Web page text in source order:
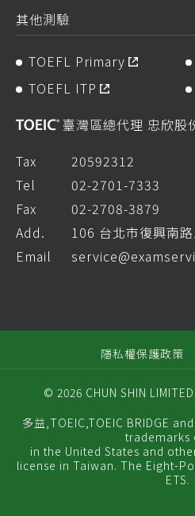
其他測驗
TOEFL Primary
TOEFL ITP
臺灣區總代理 忠欣股
Tax
20592312
Tel
02-2701-7333
Fax
02-2708-3879
Add.
106 台北市復興南
Email
隱私權保護政策
© 2026 CHUN SHIN
多益,TOEIC,TOEIC BRIDGE
trademarks
in the United States and
license in Taiwan. The Eight-
ETS.